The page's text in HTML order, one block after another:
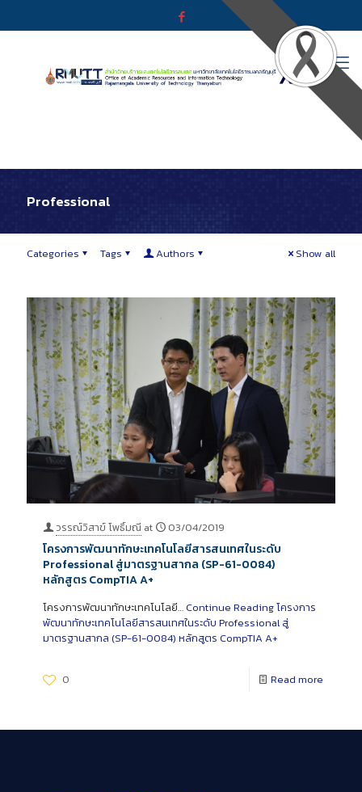
Professional
Categories Tags Authors Show all
วรรณ์วิสาข์ โพธิ์มณี at 03/04/2019
โครงการพัฒนาทักษะเทคโนโลยีสารสนเทศในระดับ
Professional สู่มาตรฐานสากล (SP-61-0084)
หลักสูตร CompTIA A+
โครงการพัฒนาทักษะเทคโนโลยี… Continue Readingโครงการ
พัฒนาทักษะเทคโนโลยีสารสนเทศในระดับ Professional สู่
มาตรฐานสากล (SP-61-0084) หลักสูตร CompTIA A+
0 Read more